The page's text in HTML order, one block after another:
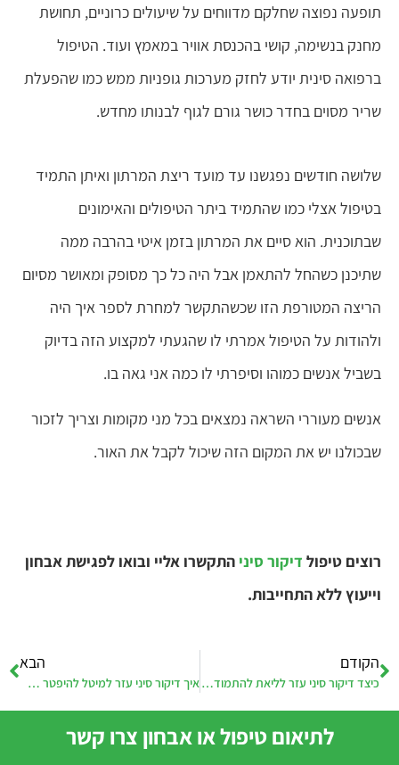
תופעה נפוצה שחלקם מדווחים על שיעולים כרוניים, תחושת
מחנק בנשימה, קושי בהכנסת אוויר במאמץ ועוד. הטיפול
ברפואה סינית יודע לחזק מערכות גופניות ממש כמו שהפעלת
שריר מסוים בחדר כושר גורם לגוף לבנותו מחדש.
שלושה חודשים נפגשנו עד מועד ריצת המרתון ואיתן התמיד
בטיפול אצלי כמו שהתמיד ביתר הטיפולים והאימונים
שבתוכנית. הוא סיים את המרתון בזמן איטי בהרבה ממה
שתיכנן כשהחל להתאמן אבל היה כל כך מסופק ומאושר מסיום
הריצה המטורפת הזו שכשהתקשר למחרת לספר איך היה
ולהודות על הטיפול אמרתי לו שהגעתי למקצוע הזה בדיוק
בשביל אנשים כמוהו וסיפרתי לו כמה אני גאה בו.
אנשים מעוררי השראה נמצאים בכל מני מקומות וצריך לזכור
שבכולנו יש את המקום הזה שיכול לקבל את האור.
רוצים טיפול דיקור סיני התקשרו אליי ובואו לפגישת אבחון
וייעוץ ללא התחייבות.
הקודם
כיצד דיקור סיני עזר לליאת להתמודד עם דיכאון לאחר לידה?
הבא
איך דיקור סיני עזר למיטל להיפטר ממיגרנה?
לתיאום טיפול או אבחון צרו קשר